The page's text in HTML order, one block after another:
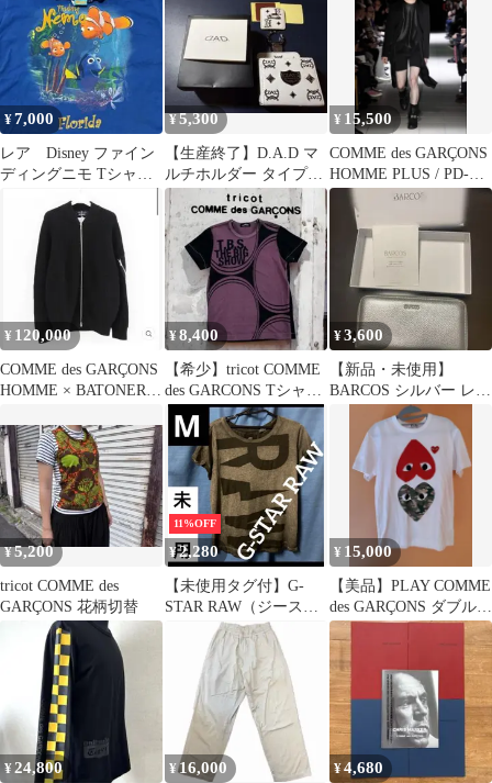
¥7,000
レア Disney ファイン
ディングニモ Tシャツ
¥5,300
【生産終了】D.A.D マ
ルチホルダー タイプデ
ィルス ホワイトHA280-
02
¥ 15,500
COMME des GARÇONS
HOMME PLUS / PD-
T001
¥ 120,000
COMME des GARÇONS
HOMME × BATONER
¥8,400
【希少】tricot COMME
des GARCONS Tシャ
ツ ブラック
¥3,600
【新品・未使用】
BARCOS シルバー レザ
ー 長財布
¥5,200
tricot COMME des
GARÇONS 花柄切替
11%OFF
¥2,280
【未使用タグ付】G-
STAR RAW（ジースタ
ーロー） Tシャツ M
¥ 15,000
【美品】PLAY COMME
des GARÇONS ダブルハ
ート Tシャツ
¥24,800 ¥16,000 ¥4,680